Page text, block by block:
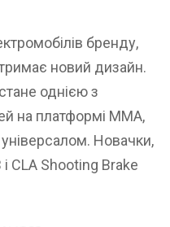
бренду,
новий дизайн.
однією з
на платформі MMA,
Новачки,
і CLA Shooting Brake